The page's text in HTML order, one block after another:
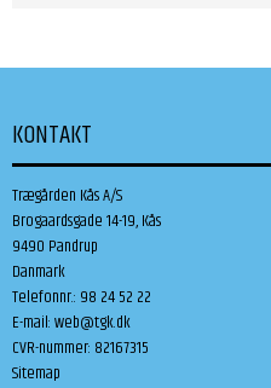
KONTAKT
Trægården Kås A/S
Brogaardsgade 14-19, Kås
9490 Pandrup
Danmark
Telefonnr.: 98 24 52 22
E-mail:web@tgk.dk
CVR-nummer: 82167315
Sitemap